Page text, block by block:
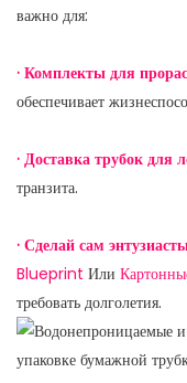
важно для:
· Комплекты для
обеспечивает
· Доставка трубок для
транзита.
· Сделай сам
Blueprint Или
требовать долголетия.